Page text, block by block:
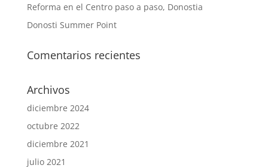
Reforma en el Centro paso a paso, Donostia
Donosti Summer Point
Comentarios recientes
Archivos
diciembre 2024
octubre 2022
diciembre 2021
julio 2021